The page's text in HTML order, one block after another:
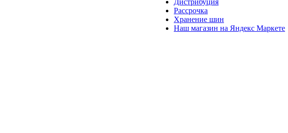
Дистрибуция
Рассрочка
Хранение шин
Наш магазин на Яндекс Маркете